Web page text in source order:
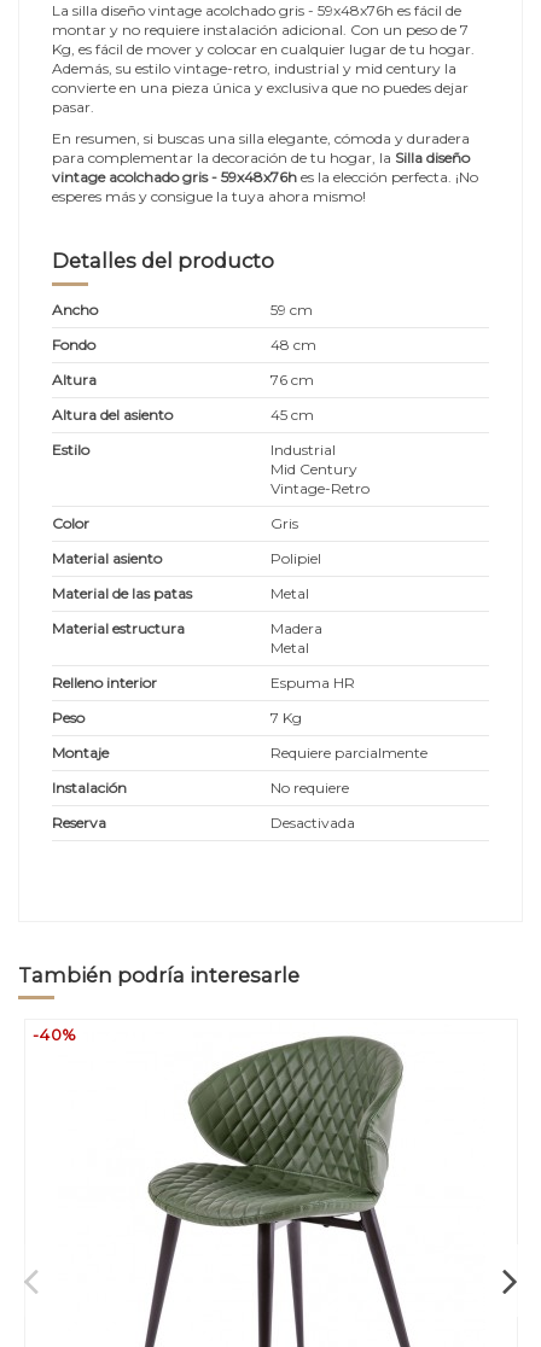
La silla diseño vintage acolchado gris - 59x48x76h es fácil de
montar y no requiere instalación adicional. Con un peso de 7
Kg, es fácil de mover y colocar en cualquier lugar de tu hogar.
Además, su estilo vintage-retro, industrial y mid century la
convierte en una pieza única y exclusiva que no puedes dejar
pasar.
En resumen, si buscas una silla elegante, cómoda y duradera
para complementar la decoración de tu hogar, la Silla diseño
vintage acolchado gris - 59x48x76h es la elección perfecta. ¡No
esperes más y consigue la tuya ahora mismo!
Detalles del producto
Ancho
59 cm
Fondo
48 cm
Altura
76 cm
Altura del asiento
45 cm
Estilo
Industrial
Mid Century
Vintage-Retro
Color
Gris
Material asiento
Polipiel
Material de las patas
Metal
Material estructura
Madera
Metal
Relleno interior
Espuma HR
Peso
7 Kg
Montaje
Requiere parcialmente
Instalación
No requiere
Reserva
Desactivada
También podría interesarle
-40%